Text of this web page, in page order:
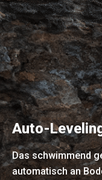
Auto-
Das schwimmend
automatisch an